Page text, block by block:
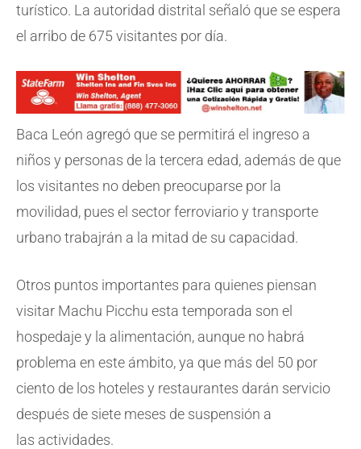
turístico. La autoridad distrital señaló que se espera
el arribo de 675 visitantes por día.
Baca León agregó que se permitirá el ingreso a
niños y personas de la tercera edad, además de que
los visitantes no deben preocuparse por la
movilidad, pues el sector ferroviario y transporte
urbano trabajrán a la mitad de su capacidad.
Otros puntos importantes para quienes piensan
visitar Machu Picchu esta temporada son el
hospedaje y la alimentación, aunque no habrá
problema en este ámbito, ya que más del 50 por
ciento de los hoteles y restaurantes darán servicio
después de siete meses de suspensión a
las actividades.